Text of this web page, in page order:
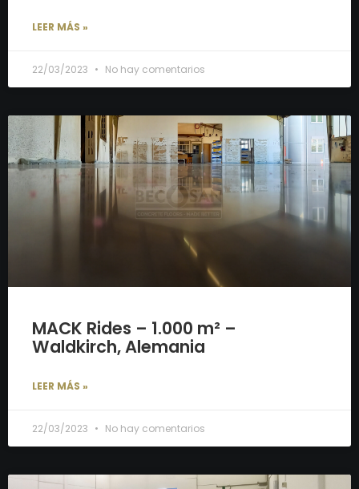
LEER MÁS »
22/03/2023 No hay comentarios
MACK Rides – 1.000 m² –
Waldkirch, Alemania
LEER MÁS »
22/03/2023 No hay comentarios